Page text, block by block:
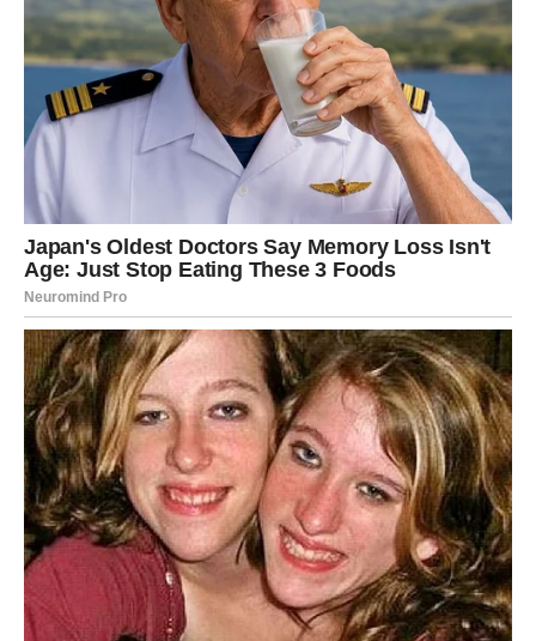
prikladnu za mikrovalnu pećnicu. Preporučuje se
korištenje posude s dovoljno dubine kako bi se osigurala
ravnomjerna raspodjela sastojaka.
Savjet:
Prije ulaska sastojaka u posudu, lagano je
premažite uljem ili obložite papirom za pečenje kako
bi se kolač lakše izvadio nakon što se ohladi.
2. Utiskivanje Keksa
Kora kolača počinje s mljevenim keksom, koji se
ravnomjerno utiskuje na dno posude.
Pomiješajte mljeveni keks s malo maslaca ili samo
pritisnite ravnomjerno kako biste dobili čvrstu
podlogu.
Cilj je stvoriti homogenu bazu koja će kasnije držati
kremsku smjesu.
Savjet:
Ako želite dodatno pojačati okus, možete